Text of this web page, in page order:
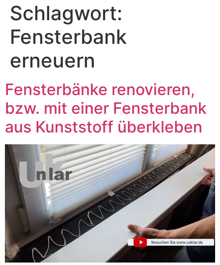
Schlagwort:
Fensterbank
erneuern
Fensterbänke renovieren,
bzw. mit einer Fensterbank
aus Kunststoff überkleben